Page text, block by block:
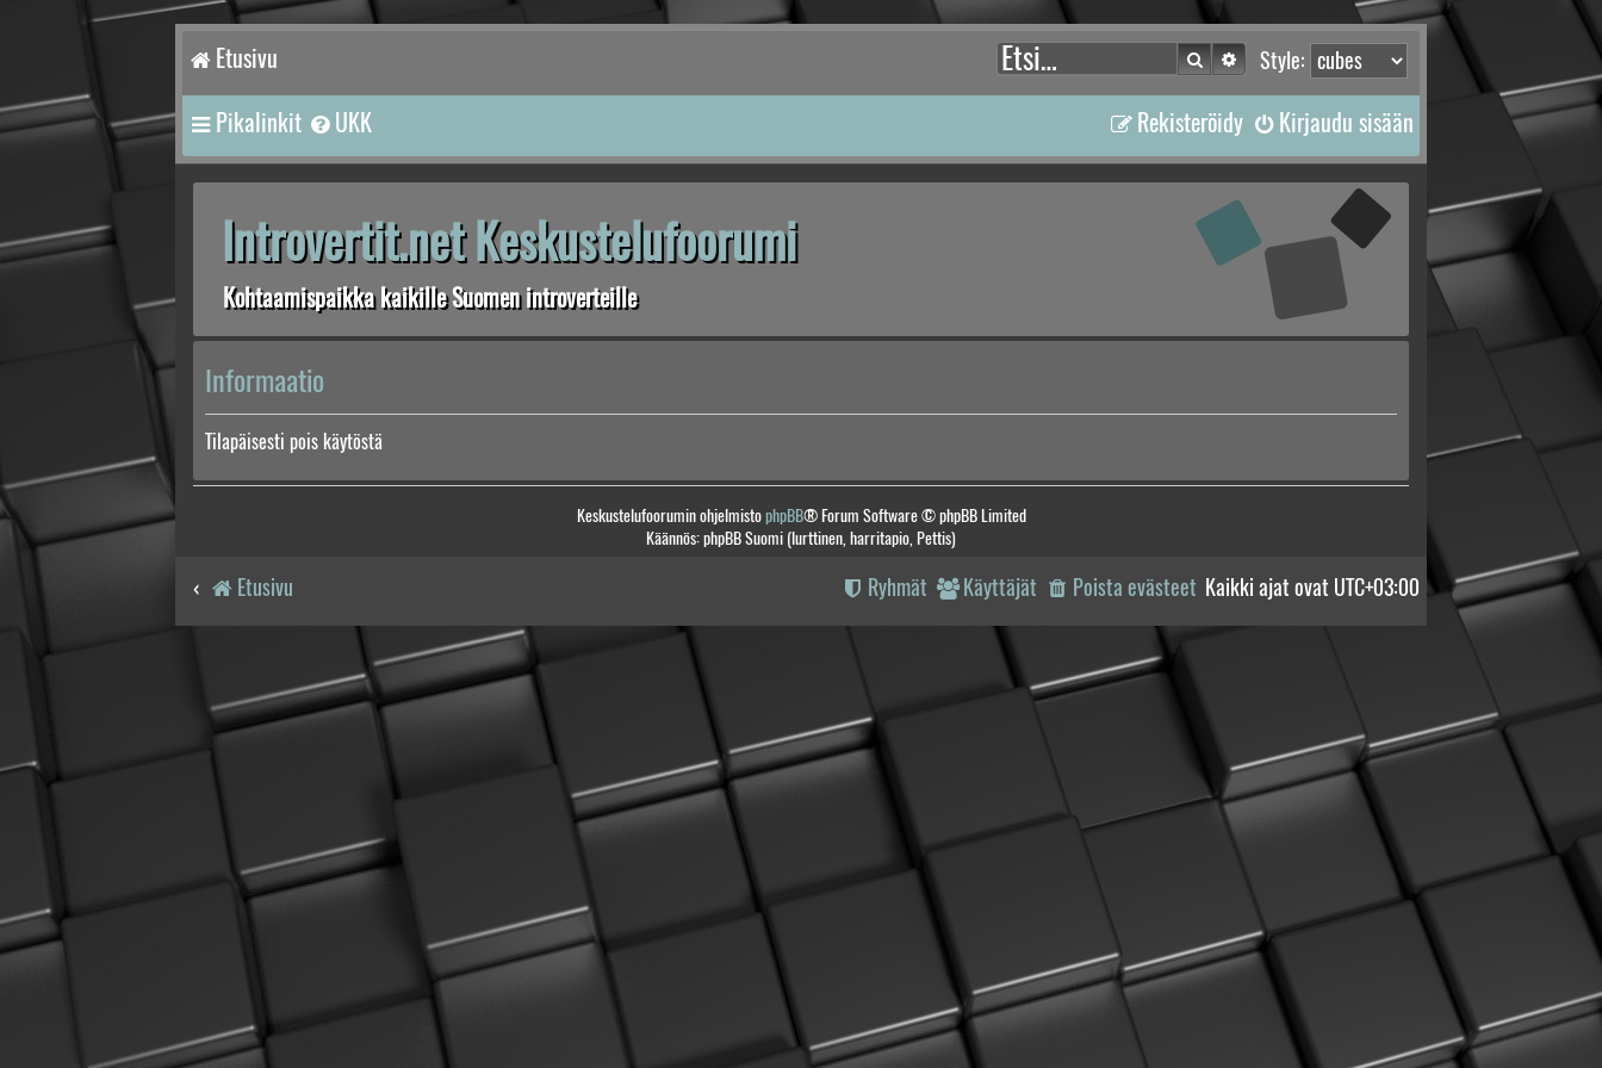
Etusivu Style:
Etsi Tarkennettu haku
Pikalinkit UKK Kirjaudu sisään
Rekisteröidy
Introvertit.net Keskustelufoorumi
Kohtaamispaikka kaikille Suomen introverteille
Informaatio
Tilapäisesti pois käytöstä
Keskustelufoorumin ohjelmistophpBB® Forum Software © phpBB Limited
Käännös: phpBB Suomi (lurttinen, harritapio, Pettis)
Etusivu Kaikki ajat ovat UTC+03:00
Poista evästeet
Käyttäjät
Ryhmät